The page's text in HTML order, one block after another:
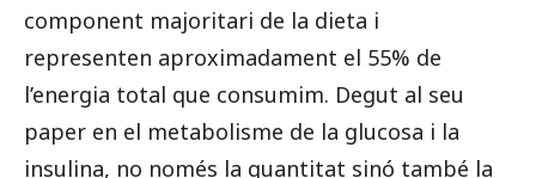
component majoritari de la dieta i
representen aproximadament el 55% de
l’energia total que consumim. Degut al seu
paper en el metabolisme de la glucosa i la
insulina, no només la quantitat sinó també la